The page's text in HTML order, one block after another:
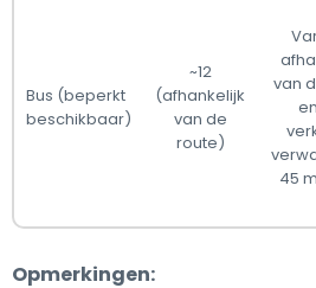
Bus (beperkt
beschikbaar)
~12
(afhankelijk
van de
route)
van
45
Opmerkingen: